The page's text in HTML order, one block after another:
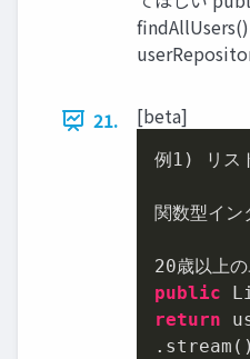
21. [beta]
例 1 ) リス
関数型イン
20
public
return
.stream()